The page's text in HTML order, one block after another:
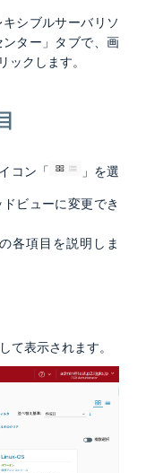
シブルサーバリソ
ター」タブで、画
ックします。
コン「 」を選
ビューに変更でき
各項目を説明しま
て表示されます。